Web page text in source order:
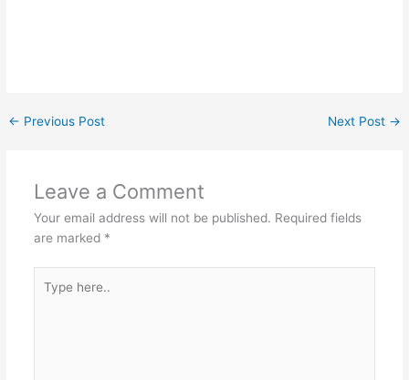
← Previous Post Next Post →
Leave a Comment
Your email address will not be published. Required fields
are marked *
here..